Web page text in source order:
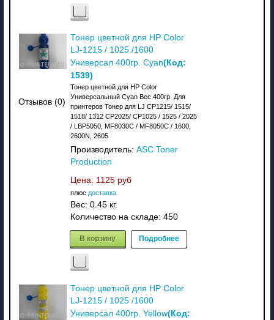
Отзывов (0)
Тонер цветной для HP Color
LJ-1215 / 1025 /1600
Универсал 400гр. Cyan(Код:
1539)
Тонер цветной для HP Color
Универсальный Cyan Вес 400гр. Для
принтеров Тонер для LJ CP1215/ 1515/
1518/ 1312 CP2025/ CP1025 / 1525 / 2025
/ LBP5050, MF8030C / MF8050C / 1600,
2600N, 2605
Производитель: ASC Toner
Production
Цена: 1125 руб
плюс доставка
Вес: 0.45 кг.
Количество на складе: 450
В корзину Подробнее
Тонер цветной для HP Color
LJ-1215 / 1025 /1600
Универсал 400гр. Yellow(Код: